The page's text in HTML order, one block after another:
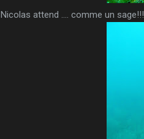
Nicolas attend .... comme un sage!!!